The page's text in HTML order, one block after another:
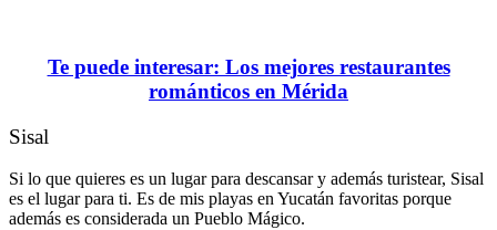
Te puede interesar: Los mejores restaurantes
románticos en Mérida
Sisal
Si lo que quieres es un lugar para descansar y además turistear, Sisal
es el lugar para ti. Es de mis playas en Yucatán favoritas porque
además es considerada un Pueblo Mágico.